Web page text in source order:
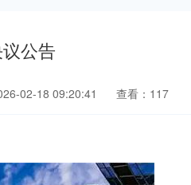
公告
02-18 09:20:41 查看：117